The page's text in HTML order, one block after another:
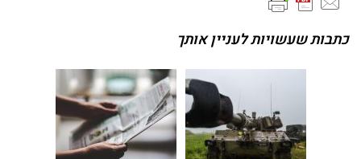
כתבות שעשויות לעניין אותך